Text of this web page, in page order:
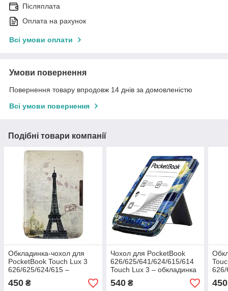
Післяплата
Оплата на рахунок
Всі умови оплати
Умови повернення
Повернення товару впродовж 14 днів за домовленістю
Всі умови повернення
Подібні товари компанії
Обкладинка-чохол для
PocketBook Touch Lux 3
626/625/624/615 –
малюнок Париж
450 ₴
Чохол для PocketBook
626/625/641/624/615/614
Touch Lux 3 – обкладинка
Покетбук (Зоряна Ніч)
540₴ 450